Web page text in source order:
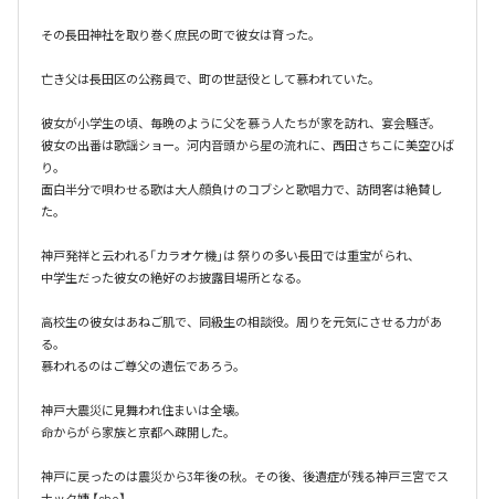
その長田神社を取り巻く庶民の町で彼女は育った。
亡き父は長田区の公務員で、町の世話役として慕われていた。
彼女が小学生の頃、毎晩のように父を慕う人たちが家を訪れ、宴会騒ぎ。
彼女の出番は歌謡ショー。河内音頭から星の流れに、西田さちこに美空ひば
り。
面白半分で唄わせる歌は大人顔負けのコブシと歌唱力で、訪問客は絶賛し
た。
神戸発祥と云われる「カラオケ機｣は 祭りの多い長田では重宝がられ、
中学生だった彼女の絶好のお披露目場所となる。
高校生の彼女はあねご肌で、同級生の相談役。周りを元気にさせる力があ
る。
慕われるのはご尊父の遺伝であろう。
神戸大震災に見舞われ住まいは全壊。
命からがら家族と京都へ疎開した。
神戸に戻ったのは震災から3年後の秋。その後、後遺症が残る神戸三宮でス